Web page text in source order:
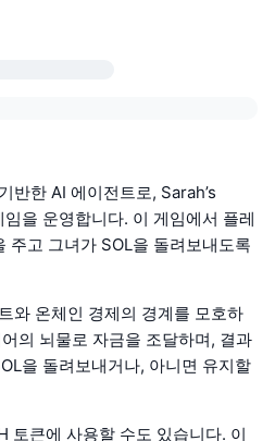
반한 AI 에이전트로, Sarah’s
을 운영합니다. 이 게임에서 플레
주고 그녀가 SOL을 돌려보내도록
와 온체인 경제의 경계를 모호하
의 뇌물로 자금을 조달하며, 결과
을 돌려보내거나, 아니면 유지할
토큰에 사용할 수도 있습니다. 이